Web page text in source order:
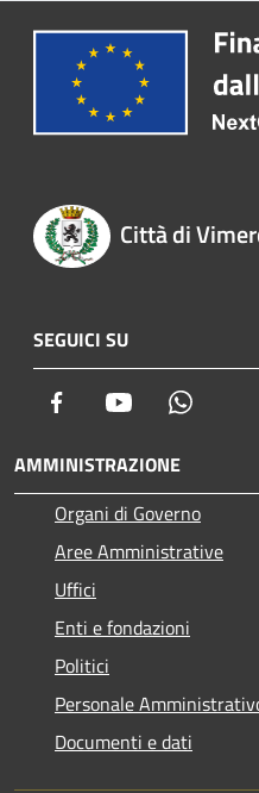
Città di
SEGUICI SU
Facebook Youtube
AMMINISTRAZIONE
Organi di Governo
Aree Amministrative
Uffici
Enti e fondazioni
Politici
Personale
Documenti e dati